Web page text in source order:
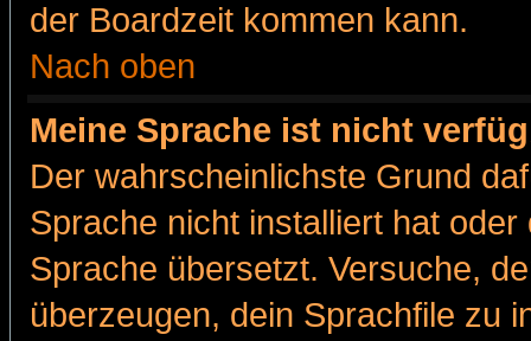
der Boardzeit kommen kann.
Nach oben
Meine Sprache ist nicht
Der wahrscheinlichste Grund
Sprache nicht installiert hat
Sprache übersetzt. Versuche,
überzeugen, dein Sprachfile zu